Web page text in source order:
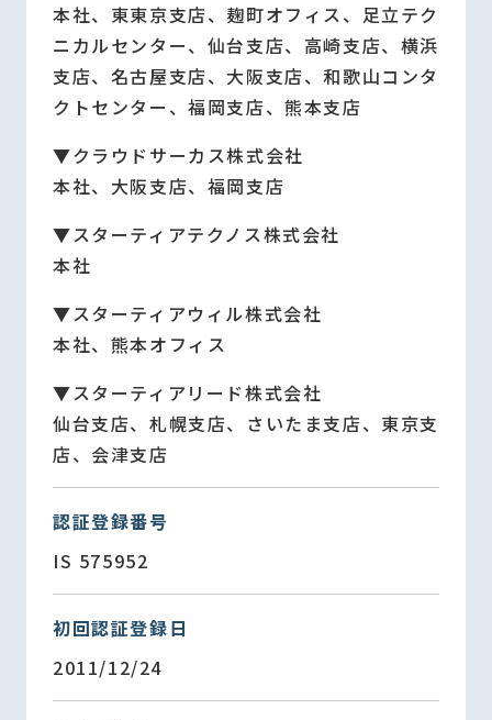
本社、東東京支店、麹町オフィス、足立テク
ニカルセンター、仙台支店、高崎支店、横浜
支店、名古屋支店、大阪支店、和歌山コンタ
クトセンター、福岡支店、熊本支店
▼クラウドサーカス株式会社
本社、大阪支店、福岡支店
▼スターティアテクノス株式会社
本社
▼スターティアウィル株式会社
本社、熊本オフィス
▼スターティアリード株式会社
仙台支店、札幌支店、さいたま支店、東京支
店、会津支店
認証登録番号
IS 575952
初回認証登録日
2011/12/24